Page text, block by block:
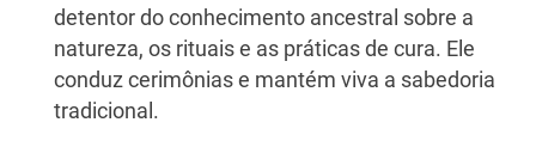
detentor do conhecimento ancestral sobre a
natureza, os rituais e as práticas de cura. Ele
conduz cerimônias e mantém viva a sabedoria
tradicional.